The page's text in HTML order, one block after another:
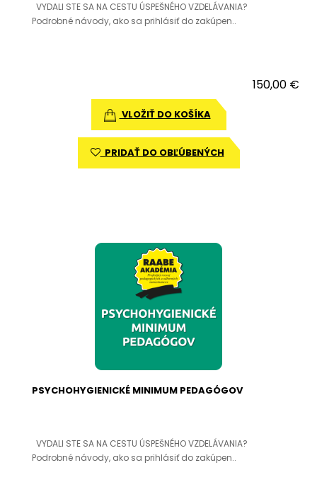
VYDALI STE SA NA CESTU ÚSPEŠNÉHO VZDELÁVANIA?
Podrobné návody, ako sa prihlásiť do zakúpen..
150,00 €
VLOŽIŤ DO KOŠÍKA
PRIDAŤ DO OBĽÚBENÝCH
PSYCHOHYGIENICKÉ MINIMUM PEDAGÓGOV
VYDALI STE SA NA CESTU ÚSPEŠNÉHO VZDELÁVANIA?
Podrobné návody, ako sa prihlásiť do zakúpen..